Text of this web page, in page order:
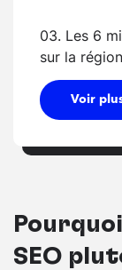
03. Les 6
sur la
Voir
SEO